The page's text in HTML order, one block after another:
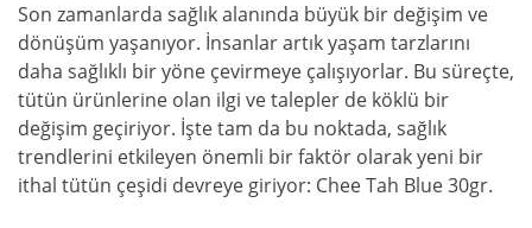
Son zamanlarda sağlık alanında büyük bir değişim ve
dönüşüm yaşanıyor. İnsanlar artık yaşam tarzlarını
daha sağlıklı bir yöne çevirmeye çalışıyorlar. Bu süreçte,
tütün ürünlerine olan ilgi ve talepler de köklü bir
değişim geçiriyor. İşte tam da bu noktada, sağlık
trendlerini etkileyen önemli bir faktör olarak yeni bir
ithal tütün çeşidi devreye giriyor: Chee Tah Blue 30gr.